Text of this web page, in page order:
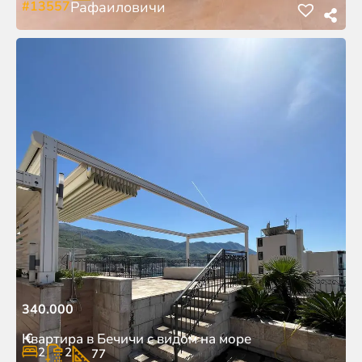
#13557Рафаиловичи
340.000
€
Квартира в Бечичи с видом на море
2 2 77